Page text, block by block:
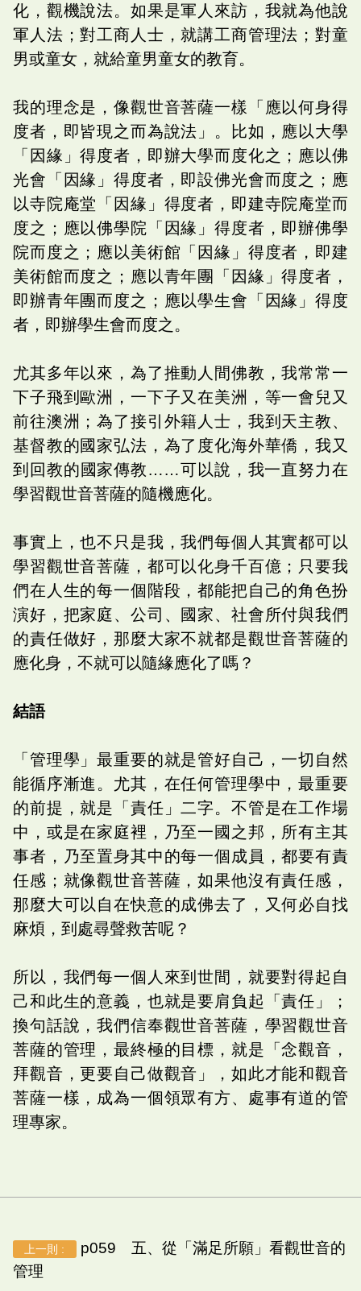
化，觀機說法。如果是軍人來訪，我就為他說
軍人法；對工商人士，就講工商管理法；對童
男或童女，就給童男童女的教育。
我的理念是，像觀世音菩薩一樣「應以何身得
度者，即皆現之而為說法」。比如，應以大學
「因緣」得度者，即辦大學而度化之；應以佛
光會「因緣」得度者，即設佛光會而度之；應
以寺院庵堂「因緣」得度者，即建寺院庵堂而
度之；應以佛學院「因緣」得度者，即辦佛學
院而度之；應以美術館「因緣」得度者，即建
美術館而度之；應以青年團「因緣」得度者，
即辦青年團而度之；應以學生會「因緣」得度
者，即辦學生會而度之。
尤其多年以來，為了推動人間佛教，我常常一
下子飛到歐洲，一下子又在美洲，等一會兒又
前往澳洲；為了接引外籍人士，我到天主教、
基督教的國家弘法，為了度化海外華僑，我又
到回教的國家傳教……可以說，我一直努力在
學習觀世音菩薩的隨機應化。
事實上，也不只是我，我們每個人其實都可以
學習觀世音菩薩，都可以化身千百億；只要我
們在人生的每一個階段，都能把自己的角色扮
演好，把家庭、公司、國家、社會所付與我們
的責任做好，那麼大家不就都是觀世音菩薩的
應化身，不就可以隨緣應化了嗎？
結語
「管理學」最重要的就是管好自己，一切自然
能循序漸進。尤其，在任何管理學中，最重要
的前提，就是「責任」二字。不管是在工作場
中，或是在家庭裡，乃至一國之邦，所有主其
事者，乃至置身其中的每一個成員，都要有責
任感；就像觀世音菩薩，如果他沒有責任感，
那麼大可以自在快意的成佛去了，又何必自找
麻煩，到處尋聲救苦呢？
所以，我們每一個人來到世間，就要對得起自
己和此生的意義，也就是要肩負起「責任」；
換句話說，我們信奉觀世音菩薩，學習觀世音
菩薩的管理，最終極的目標，就是「念觀音，
拜觀音，更要自己做觀音」，如此才能和觀音
菩薩一樣，成為一個領眾有方、處事有道的管
理專家。
上一則 :
p059 五、從「滿足所願」看觀世音的
管理